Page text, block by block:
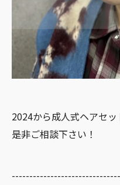
2024から成人式ヘアセッ
是非ご相談下さい！